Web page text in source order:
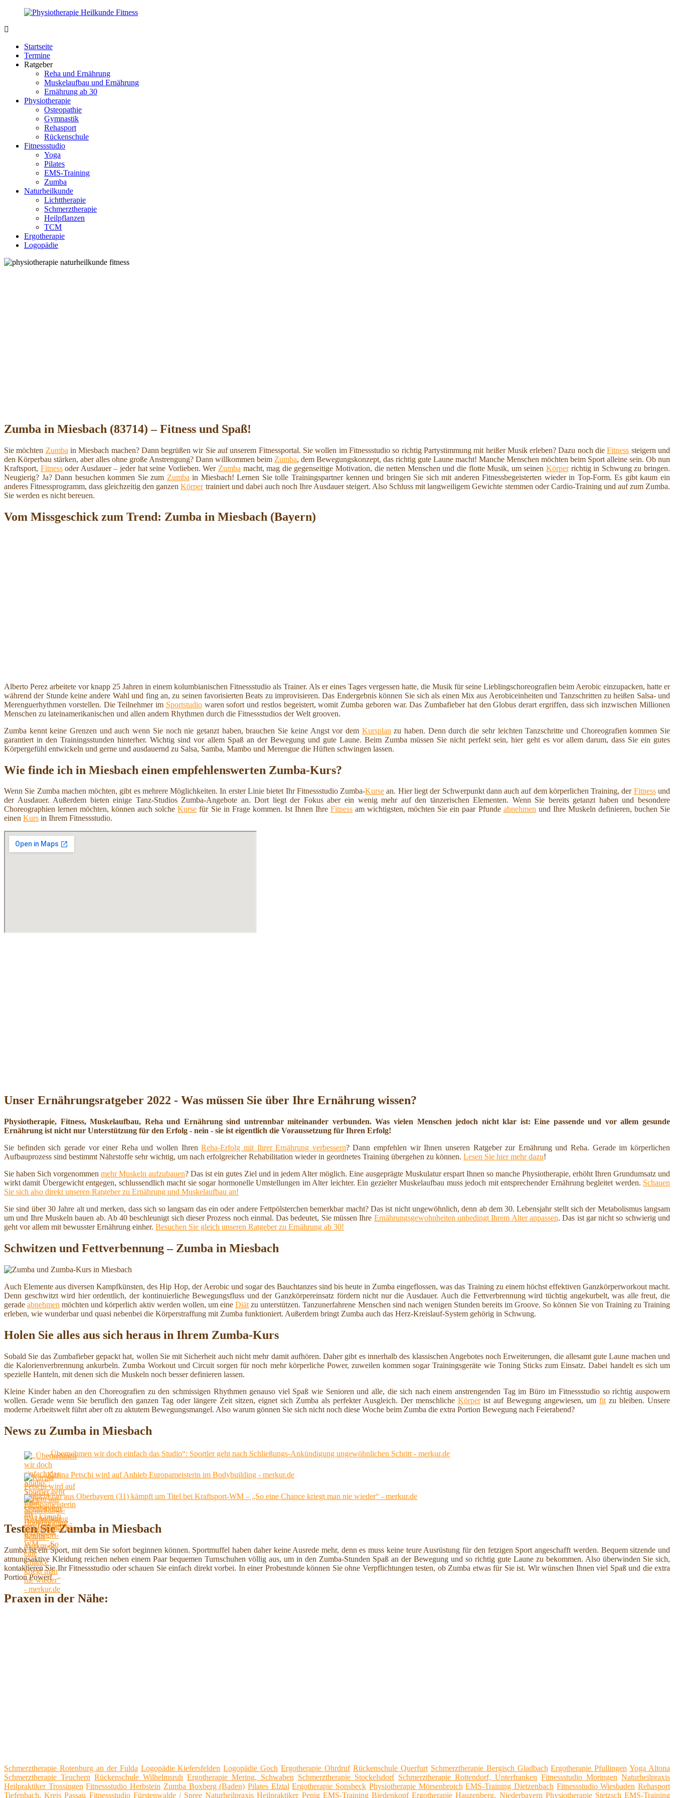
Zurück
Inhalt
Fit.de
Körper
Startseite
Termine
Ratgeber
Reha und Ernährung
Muskelaufbau und Ernährung
Ernährung ab 30
Physiotherapie
Osteopathie
Gymnastik
Rehasport
Rückenschule
Fitnessstudio
Yoga
Pilates
EMS-Training
Zumba
Naturheilkunde
Lichttherapie
Schmerztherapie
Heilpflanzen
TCM
Ergotherapie
Logopädie
Zumba in Miesbach (83714) – Fitness und Spaß!
Sie möchten Zumba in Miesbach machen? Dann begrüßen wir Sie auf unserem Fitnessportal. Sie wollen im Fitnessstudio so richtig Partystimmung mit heißer Musik erleben? Dazu noch dieFitness steigern und
den Körperbau stärken, aber alles ohne große Anstrengung? Dann willkommen beim Zumba, dem Bewegungskonzept, das richtig gute Laune macht! Manche Menschen möchten beim Sport alleine sein. Ob nun
Kraftsport, Fitnessoder Ausdauer – jeder hat seine Vorlieben. Wer Zumba macht, mag die gegenseitige Motivation, die netten Menschen und die flotte Musik, um seinenKörperrichtig in Schwung zu bringen.
Neugierig? Ja? Dann besuchen kommen Sie zum Zumba in Miesbach! Lernen Sie tolle Trainingspartner kennen und bringen Sie sich mit anderen Fitnessbegeisterten wieder in Top-Form. Es gibt kaum ein
anderes Fitnessprogramm, dass gleichzeitig den ganzenKörpertrainiert und dabei auch noch Ihre Ausdauer steigert. Also Schluss mit langweiligem Gewichte stemmen oder Cardio-Training und auf zum Zumba.
Sie werden es nicht bereuen.
Vom Missgeschick zum Trend: Zumba in Miesbach (Bayern)
Alberto Perez arbeitete vor knapp 25 Jahren in einem kolumbianischen Fitnessstudio als Trainer. Als er eines Tages vergessen hatte, die Musik für seine Lieblingschoreografien beim Aerobic einzupacken, hatte er
während der Stunde keine andere Wahl und fing an, zu seinen favorisierten Beats zu improvisieren. Das Endergebnis können Sie sich als einen Mix aus Aerobiceinheiten und Tanzschritten zu heißen Salsa- und
Merenguerhythmen vorstellen. Die Teilnehmer im Sportstudiowaren sofort und restlos begeistert, womit Zumba geboren war. Das Zumbafieber hat den Globus derart ergriffen, dass sich inzwischen Millionen
Menschen zu lateinamerikanischen und allen andern Rhythmen durch die Fitnessstudios der Welt grooven.
Zumba kennt keine Grenzen und auch wenn Sie noch nie getanzt haben, brauchen Sie keine Angst vor dem Kursplan zu haben. Denn durch die sehr leichten Tanzschritte und Choreografien kommen Sie
garantiert in den Trainingsstunden hinterher. Wichtig sind vor allem Spaß an der Bewegung und gute Laune. Beim Zumba müssen Sie nicht perfekt sein, hier geht es vor allem darum, dass Sie ein gutes
Körpergefühl entwickeln und gerne und ausdauernd zu Salsa, Samba, Mambo und Merengue die Hüften schwingen lassen.
Wie finde ich in Miesbach einen empfehlenswerten Zumba-Kurs?
Wenn Sie Zumba machen möchten, gibt es mehrere Möglichkeiten. In erster Linie bietet Ihr Fitnessstudio Zumba-Kurse an. Hier liegt der Schwerpunkt dann auch auf dem körperlichen Training, der Fitnessund
der Ausdauer. Außerdem bieten einige Tanz-Studios Zumba-Angebote an. Dort liegt der Fokus aber ein wenig mehr auf den tänzerischen Elementen. Wenn Sie bereits getanzt haben und besondere
Choreographien lernen möchten, können auch solcheKurse für Sie in Frage kommen. Ist Ihnen IhreFitness am wichtigsten, möchten Sie ein paar Pfunde abnehmenund Ihre Muskeln definieren, buchen Sie
einen Kurs in Ihrem Fitnessstudio.
Unser Ernährungsratgeber 2022 - Was müssen Sie über Ihre Ernährung wissen?
Physiotherapie, Fitness, Muskelaufbau, Reha und Ernährung sind untrennbar miteinander verbunden. Was vielen Menschen jedoch nicht klar ist: Eine passende und vor allem gesunde
Ernährung ist nicht nur Unterstützung für den Erfolg - nein - sie ist eigentlich die Voraussetzung für Ihren Erfolg!
Sie befinden sich gerade vor einer Reha und wollen IhrenReha-Erfolg mit Ihrer Ernährung verbessern? Dann empfehlen wir Ihnen unseren Ratgeber zur Ernährung und Reha. Gerade im körperlichen
Aufbauprozess sind bestimmt Nährstoffe sehr wichtig, um nach erfolgreicher Rehabilitation wieder in geordnetes Training übergehen zu können. Lesen Sie hier mehr dazu!
Sie haben Sich vorgenommen mehr Muskeln aufzubauen? Das ist ein gutes Ziel und in jedem Alter möglich. Eine ausgeprägte Muskulatur erspart Ihnen so manche Physiotherapie, erhöht Ihren Grundumsatz und
wirkt damit Übergewicht entgegen, schlussendlich macht sie sogar hormonelle Umstellungen im Alter leichter. Ein gezielter Muskelaufbau muss jedoch mit entsprechender Ernährung begleitet werden. Schauen
Sie sich also direkt unseren Ratgeber zu Ernährung und Muskelaufbau an!
Sie sind über 30 Jahre alt und merken, dass sich so langsam das ein oder andere Fettpölsterchen bemerkbar macht? Das ist nicht ungewöhnlich, denn ab dem 30. Lebensjahr stellt sich der Metabolismus langsam
um und Ihre Muskeln bauen ab. Ab 40 beschleunigt sich dieser Prozess noch einmal. Das bedeutet, Sie müssen Ihre Ernährungsgewohnheiten unbedingt Ihrem Alter anpassen. Das ist gar nicht so schwierig und
geht vor allem mit bewusster Ernährung einher. Besuchen Sie gleich unseren Ratgeber zu Ernährung ab 30!
Schwitzen und Fettverbennung – Zumba in Miesbach
Auch Elemente aus diversen Kampfkünsten, des Hip Hop, der Aerobic und sogar des Bauchtanzes sind bis heute in Zumba eingeflossen, was das Training zu einem höchst effektiven Ganzkörperworkout macht.
Denn geschwitzt wird hier ordentlich, der kontinuierliche Bewegungsfluss und der Ganzkörpereinsatz fördern nicht nur die Ausdauer. Auch die Fettverbrennung wird tüchtig angekurbelt, was alle freut, die
geradeabnehmen möchten und körperlich aktiv werden wollen, um eineDiät zu unterstützen. Tanzunerfahrene Menschen sind nach wenigen Stunden bereits im Groove. So können Sie von Training zu Training
erleben, wie wunderbar und quasi nebenbei die Körperstraffung mit Zumba funktioniert. Außerdem bringt Zumba auch das Herz-Kreislauf-System gehörig in Schwung.
Holen Sie alles aus sich heraus in Ihrem Zumba-Kurs
Sobald Sie das Zumbafieber gepackt hat, wollen Sie mit Sicherheit auch nicht mehr damit aufhören. Daher gibt es innerhalb des klassischen Angebotes noch Erweiterungen, die allesamt gute Laune machen und
die Kalorienverbrennung ankurbeln. Zumba Workout und Circuit sorgen für noch mehr körperliche Power, zuweilen kommen sogar Trainingsgeräte wie Toning Sticks zum Einsatz. Dabei handelt es sich um
spezielle Hanteln, mit denen sich die Muskeln noch besser definieren lassen.
Kleine Kinder haben an den Choreografien zu den schmissigen Rhythmen genauso viel Spaß wie Senioren und alle, die sich nach einem anstrengenden Tag im Büro im Fitnessstudio so richtig auspowern
wollen. Gerade wenn Sie beruflich den ganzen Tag oder längere Zeit sitzen, eignet sich Zumba als perfekter Ausgleich. Der menschliche Körperist auf Bewegung angewiesen, um fit zu bleiben. Unsere
moderne Arbeitswelt führt aber oft zu aktutem Bewegungsmangel. Also warum gönnen Sie sich nicht noch diese Woche beim Zumba die extra Portion Bewegung nach Feierabend?
News zu Zumba in Miesbach
„Übernehmen wir doch einfach das Studio“: Sportler geht nach Schließungs-Ankündigung ungewöhnlichen Schritt - merkur.de
Karina Petschi wird auf Anhieb Europameisterin im Bodybuilding - merkur.de
Frau aus Oberbayern (31) kämpft um Titel bei Kraftsport-WM – „So eine Chance kriegt man nie wieder“ - merkur.de
Testen Sie Zumba in Miesbach
Zumba ist ein Sport, mit dem Sie sofort beginnen können. Sportmuffel haben daher keine Ausrede mehr, denn es muss keine teure Ausrüstung für den fetzigen Sport angeschafft werden. Bequem sitzende und
atmungsaktive Kleidung reichen neben einem Paar bequemen Turnschuhen völlig aus, um in den Zumba-Stunden Spaß an der Bewegung und so richtig gute Laune zu bekommen. Also überwinden Sie sich,
kontaktieren Sie Ihr Fitnessstudio oder schauen Sie einfach direkt vorbei. In einer Probestunde können Sie ohne Verpflichtungen testen, ob Zumba etwas für Sie ist. Wir wünschen Ihnen viel Spaß und die extra
Portion Power!
Praxen in der Nähe:
Schmerztherapie Rotenburg an der Fulda Logopädie Kiefersfelden Logopädie Goch Ergotherapie Ohrdruf Rückenschule Querfurt Schmerztherapie Bergisch Gladbach Ergotherapie Pfullingen Yoga Altona
Schmerztherapie Teuchern Rückenschule Wilhelmsruh Ergotherapie Mering, Schwaben Schmerztherapie Stockelsdorf Schmerztherapie Rottendorf, Unterfranken Fitnessstudio Moringen Naturheilpraxis
Heilpraktiker Trossingen Fitnessstudio Herbstein Zumba Boxberg (Baden) Pilates Elztal Ergotherapie Sonsbeck Physiotherapie Mörsenbroich EMS-Training Dietzenbach Fitnessstudio Wiesbaden Rehasport
Tiefenbach, Kreis Passau Fitnessstudio Fürstenwalde / Spree Naturheilpraxis Heilpraktiker Penig EMS-Training Biedenkopf Ergotherapie Hauzenberg, Niederbayern Physiotherapie Stetzsch EMS-Training